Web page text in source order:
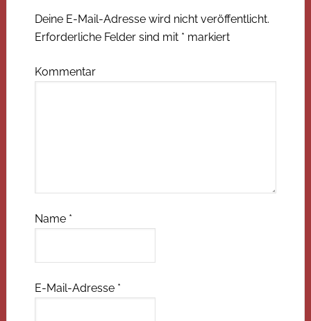
Deine E-Mail-Adresse wird nicht veröffentlicht.
Erforderliche Felder sind mit * markiert
Kommentar
Name *
E-Mail-Adresse *